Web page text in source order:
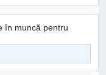
în muncă pentru